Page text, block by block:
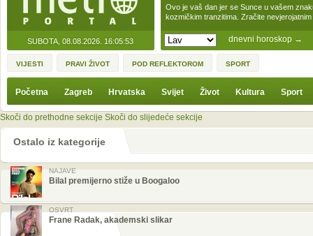
SUBOTA, 08.08.2026. 16:05:53 dnevni horoskop →
Ovo je vaš dan jer se Sunce u vašem
kozmičkim tranzitima. Zračite
VIJESTI PRAVI ŽIVOT POD REFLEKTOROM SPORT
Početna Zagreb Hrvatska Svijet Život Kultura Sport
Skoči do prethodne sekcije Skoči do slijedeće sekcije
Ostalo iz kategorije
NAJAVE
Bilal premijerno stiže u Boogaloo
OSVRT
Frane Radak, akademski slikar